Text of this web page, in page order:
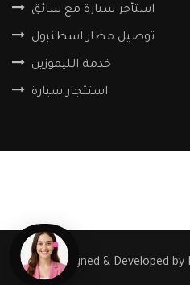
استأجر سيارة مع سائق
توصيل مطار اسطنبول
خدمة الليموزين
استئجار سيارة
Designed & Developed